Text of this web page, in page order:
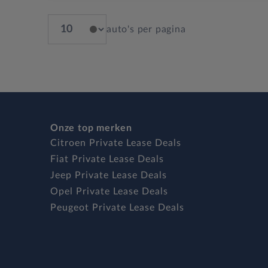
auto's per pagina
Onze top merken
Citroen Private Lease Deals
Fiat Private Lease Deals
Jeep Private Lease Deals
Opel Private Lease Deals
Peugeot Private Lease Deals